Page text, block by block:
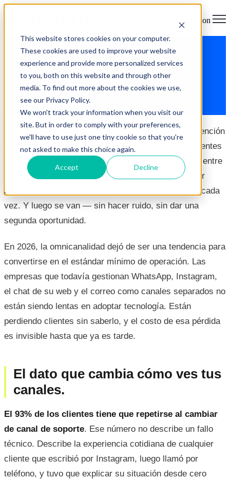
This website stores cookies on your computer.
These cookies are used to improve your website
experience and provide more personalized services
to you, both on this website and through other
media. To find out more about the cookies we use,
see our Privacy Policy.
We won't track your information when you visit our
site. But in order to comply with your preferences,
we'll have to use just one tiny cookie so that you're
not asked to make this choice again.
Accept Decline
Open main navigation
Omnicanalidad en 2026: por
qué centralizar canales ya no es
opcional
Hay una frase que resume el estado actual de la atención
al cliente digital mejor que cualquier informe: los clientes
no se quejan de que los sistemas no se comunican entre
sí. Simplemente se cansan de repetirse, de no tener
respuesta, de sentir que están empezando de cero cada
vez. Y luego se van — sin hacer ruido, sin dar una
segunda oportunidad.
En 2026, la omnicanalidad dejó de ser una tendencia para
convertirse en el estándar mínimo de operación. Las
empresas que todavía gestionan WhatsApp, Instagram,
el chat de su web y el correo como canales separados no
están siendo lentas en adoptar tecnología. Están
perdiendo clientes sin saberlo, y el costo de esa pérdida
es invisible hasta que ya es tarde.
El dato que cambia cómo ves tus
canales.
El 93% de los clientes tiene que repetirse al cambiar
de canal de soporte. Ese número no describe un fallo
técnico. Describe la experiencia cotidiana de cualquier
cliente que escribió por Instagram, luego llamó por
teléfono, y tuvo que explicar su situación desde cero